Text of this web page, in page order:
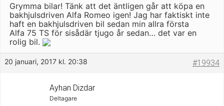
Grymma bilar! Tänk att det äntligen går att köpa en
bakhjulsdriven Alfa Romeo igen! Jag har faktiskt inte
haft en bakhjulsdriven bil sedan min allra första
Alfa 75 TS för sisådär tjugo år sedan… det var en
rolig bil.
20 januari, 2017 kl. 20:38 #19934
Ayhan Dizdar
Deltagare